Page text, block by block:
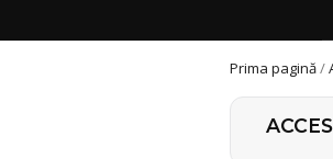
Prima pagină/